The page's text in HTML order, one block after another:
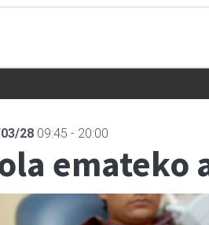
28 09:45 - 20:00
emateko